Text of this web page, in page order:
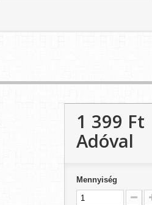
1 399 Ft‎
Adóval
Mennyiség